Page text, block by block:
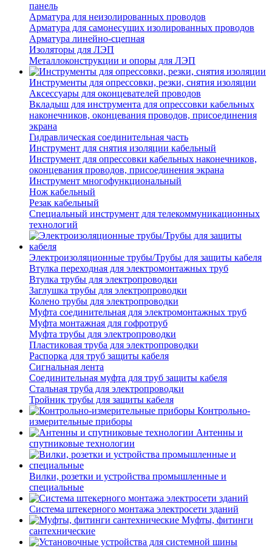
панель
Арматура для неизолированных проводов
Арматура для самонесущих изолированных проводов
Арматура линейно-сцепная
Изоляторы для ЛЭП
Металлоконструкции и опоры для ЛЭП
Инструменты для опрессовки, резки, снятия изоляции
Аксессуары для оконцевателей проводов
Вкладыш для инструмента для опрессовки кабельных
наконечников, оконцевания проводов, присоединения
экрана
Гидравлическая соединительная часть
Инструмент для снятия изоляции кабельный
Инструмент для опрессовки кабельных наконечников,
оконцевания проводов, присоединения экрана
Инструмент многофункциональный
Нож кабельный
Резак кабельный
Специальный инструмент для телекоммуникационных
технологий
Электроизоляционные трубы/Трубы для защиты кабеля
Втулка переходная для электромонтажных труб
Втулка трубы для электропроводки
Заглушка трубы для электропроводки
Колено трубы для электропроводки
Муфта соединительная для электромонтажных труб
Муфта монтажная для гофротруб
Муфта трубы для электропроводки
Пластиковая труба для электропроводки
Распорка для труб защиты кабеля
Сигнальная лента
Соединительная муфта для труб защиты кабеля
Стальная труба для электропроводки
Тройник трубы для защиты кабеля
Контрольно-
измерительные приборы
Антенны и
спутниковые технологии
Вилки, розетки и устройства промышленные и
специальные
Система штекерного монтажа электросети зданий
Муфты, фитинги
сантехнические